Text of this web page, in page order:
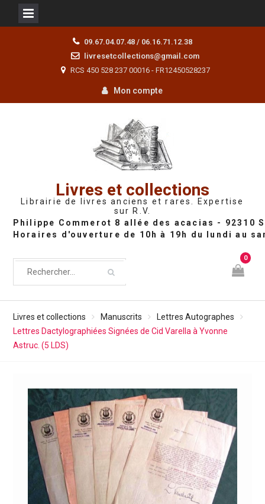
09.67.04.07.48 / 06.16.71.12.38
livresetcollections@gmail.com
RCS 450 528 237 00016 - FR12450528237
Mon compte
Livres et collections
Librairie de livres anciens et rares. Expertise
sur R.V.
0
Livres et collections Manuscrits
Lettres Autographes
Lettres Dactylographiées Signées de Cid Varella à Yvonne
Astruc. (5 LDS)